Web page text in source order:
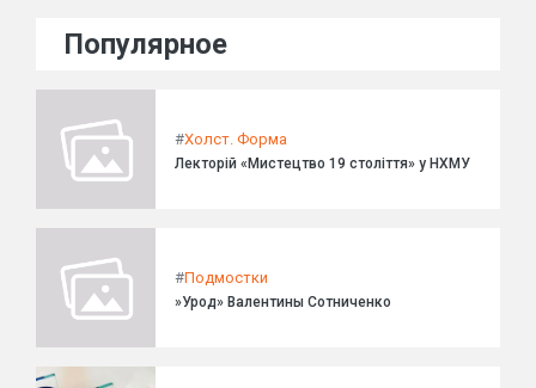
Популярное
#Холст. Форма
Лекторій «Мистецтво 19 століття» у НХМУ
#Подмостки
»Урод» Валентины Сотниченко